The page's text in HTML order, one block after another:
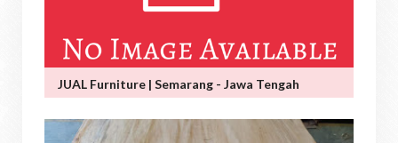
JUAL Furniture | Semarang - Jawa Tengah